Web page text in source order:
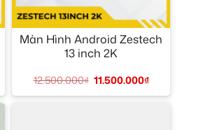
+
Màn Hình Android Zestech
13 inch 2K
12.500.000₫ 11.500.000₫